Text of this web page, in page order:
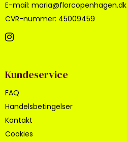
E-mail: maria@florcopenhagen.dk
CVR-nummer: 45009459
Kundeservice
FAQ
Handelsbetingelser
Kontakt
Cookies